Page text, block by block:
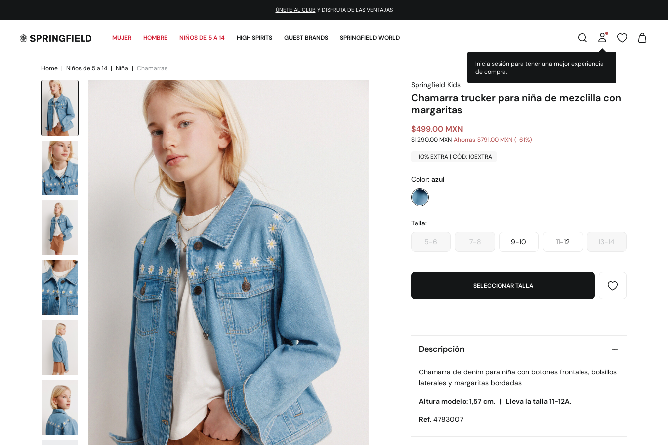
¡DESCARGA LA APP!
MUJER HOMBRE NIÑOS DE 5 A 14 HIGH SPIRITS GUEST BRANDS SPRINGFIELD WORLD
Home | Niños de 5 a 14 | Niña | Chamarras
Springfield Kids
Chamarra trucker para niña de mezclilla con
margaritas
$499.00 MXN
$1,290.00 MXN Ahorras $791.00 MXN 61
-10% EXTRA | CÓD: 10EXTRA
Color: azul
Talla:
5-6 7-8 9-10 11-12 13-14
SELECCIONAR TALLA
Descripción
Chamarra de denim para niña con botones frontales, bolsillos
laterales y margaritas bordadas
Altura modelo: 1,57 cm. | Lleva la talla 11-12A.
Ref. 4783007